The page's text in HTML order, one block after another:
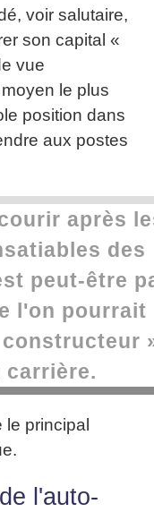
voir salutaire,
son capital «
vue
le plus
position dans
aux postes
après
des
peut-être
l'on pourrait
carrière.
principal
l'auto-